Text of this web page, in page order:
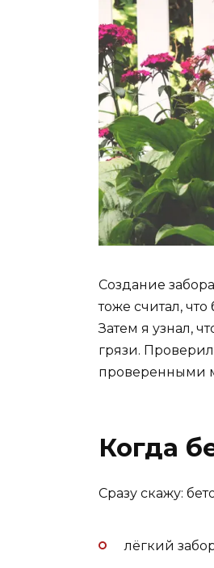
Создание
тоже считал,
Затем я узнал,
грязи.
проверенными
Когда
Сразу скажу:
лёгкий